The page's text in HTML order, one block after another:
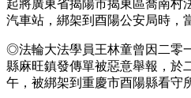
起將廣東省揭陽市揭東區喬南村
汽車站，綁架到酉陽公安局時，
◎法輪大法學員王林童曾因二零
縣麻旺鎮發傳單被惡意舉報，於
午，被綁架到重慶市酉陽縣看守